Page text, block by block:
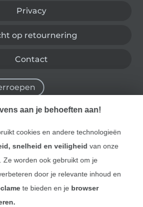
Privacy
op retournering
Contact
meer inspiratie
aan je behoeften aan!
cookies en andere technologieën
snelheid en veiligheid van onze
Ze worden ook gebruikt om je
door je relevante inhoud en
te bieden en je browser